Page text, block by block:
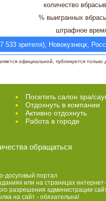
количество
% выигранных
штрафное
533 зрителя), Новокузнецк,
официальной, публикуется только
Посетить салон spa/
Отдохнуть в компании
Активно отдохнуть
Работа в городе
обращаться
досуговый портал
или на страницах интернет-
разрешения администрации
на сайт - обязательна!